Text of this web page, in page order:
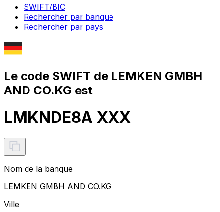
SWIFT/BIC
Rechercher par banque
Rechercher par pays
Le code SWIFT de LEMKEN GMBH
AND CO.KG est
LMKNDE8A XXX
Nom de la banque
LEMKEN GMBH AND CO.KG
Ville